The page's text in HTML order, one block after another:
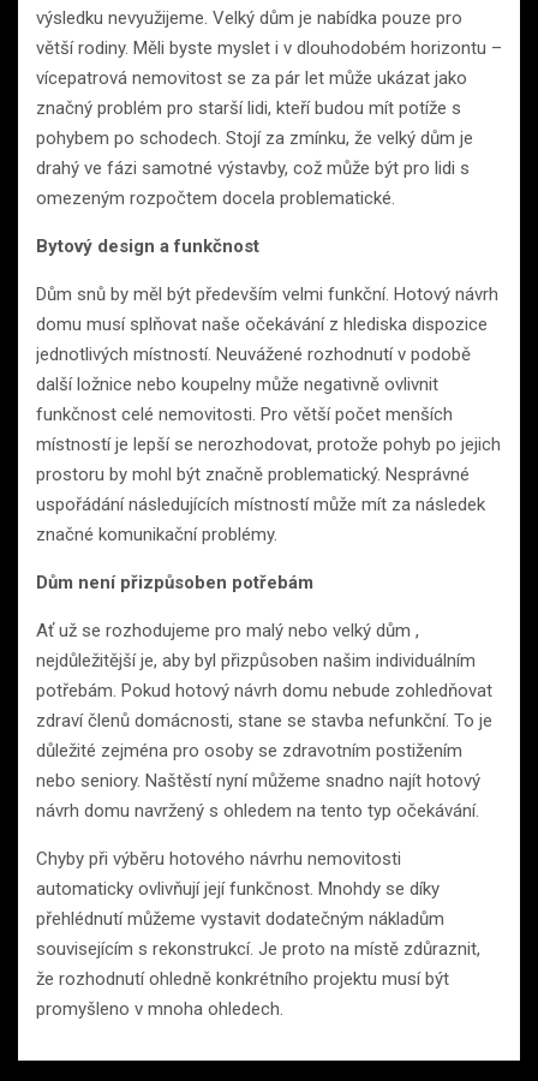
výsledku nevyužijeme. Velký dům je nabídka pouze pro
větší rodiny. Měli byste myslet i v dlouhodobém horizontu –
vícepatrová nemovitost se za pár let může ukázat jako
značný problém pro starší lidi, kteří budou mít potíže s
pohybem po schodech. Stojí za zmínku, že velký dům je
drahý ve fázi samotné výstavby, což může být pro lidi s
omezeným rozpočtem docela problematické.
Bytový design a funkčnost
Dům snů by měl být především velmi funkční. Hotový návrh
domu musí splňovat naše očekávání z hlediska dispozice
jednotlivých místností. Neuvážené rozhodnutí v podobě
další ložnice nebo koupelny může negativně ovlivnit
funkčnost celé nemovitosti. Pro větší počet menších
místností je lepší se nerozhodovat, protože pohyb po jejich
prostoru by mohl být značně problematický. Nesprávné
uspořádání následujících místností může mít za následek
značné komunikační problémy.
Dům není přizpůsoben potřebám
Ať už se rozhodujeme pro malý nebo velký dům ,
nejdůležitější je, aby byl přizpůsoben našim individuálním
potřebám. Pokud hotový návrh domu nebude zohledňovat
zdraví členů domácnosti, stane se stavba nefunkční. To je
důležité zejména pro osoby se zdravotním postižením
nebo seniory. Naštěstí nyní můžeme snadno najít hotový
návrh domu navržený s ohledem na tento typ očekávání.
Chyby při výběru hotového návrhu nemovitosti
automaticky ovlivňují její funkčnost. Mnohdy se díky
přehlédnutí můžeme vystavit dodatečným nákladům
souvisejícím s rekonstrukcí. Je proto na místě zdůraznit,
že rozhodnutí ohledně konkrétního projektu musí být
promyšleno v mnoha ohledech.